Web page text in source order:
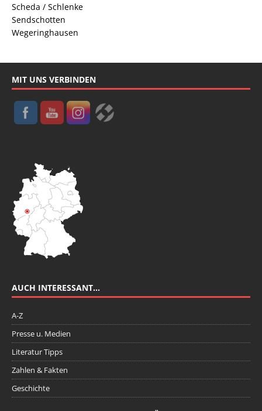
Scheda / Schlenke
Sendschotten
Wegeringhausen
MIT UNS VERBINDEN
AUCH INTERESSANT…
A-Z
Presse u. Medien
Literatur Tipps
Zahlen & Fakten
Geschichte